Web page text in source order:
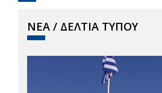
ΝΕΑ / ΔΕΛΤΙΑ ΤΥΠΟΥ